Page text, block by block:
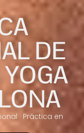
DE
· Práctica en